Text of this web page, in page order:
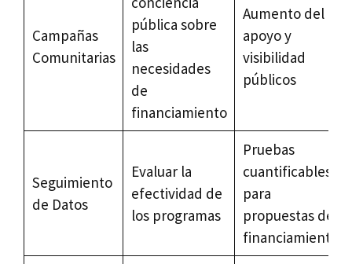
Campañas
Comunitarias
pública sobre
las
necesidades
de
financiamiento
Aumento del
apoyo y
visibilidad
públicos
Seguimiento
de Datos
Evaluar la
efectividad de
los programas
Pruebas
cuantificables
para
propuestas de
financiamiento